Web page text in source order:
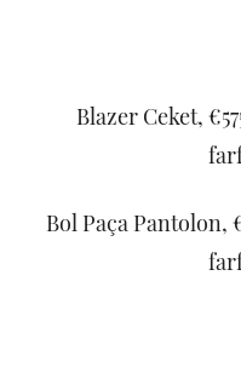
Blazer Ceket,
Bol Paça Pantolon,